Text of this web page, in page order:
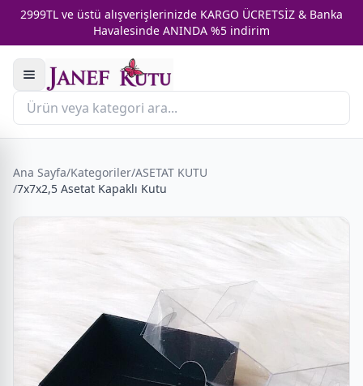
2999TL ve üstü alışverişlerinizde KARGO ÜCRETSİZ & Banka
Havalesinde ANINDA %5 indirim
Ana Sayfa/Kategoriler/ASETAT KUTU
/7x7x2,5 Asetat Kapaklı Kutu